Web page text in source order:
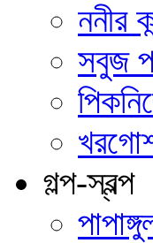
ননীর
সবুজ
গল্প-স্বল্প